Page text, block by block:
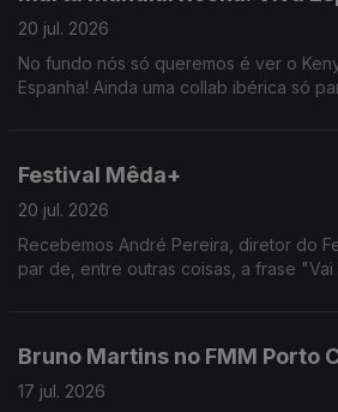
20 jul. 2026
No fundo nós só queremos é ver o
Espanha! Ainda uma collab ibérica só
Festival Mêda+
20 jul. 2026
Recebemos André Pereira, diretor do
par de, entre outras coisas, a frase "Vai
Bruno Martins no FMM Porto
17 jul. 2026